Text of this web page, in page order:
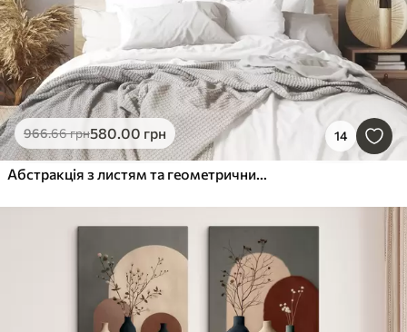
966.66грн580.00 грн 14
Абстракція з листям та геометричними фігурами